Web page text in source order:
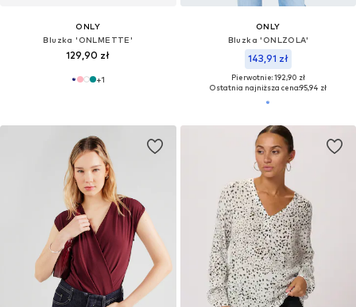
ONLY
Bluzka 'ONLMETTE'
129,90 zł
+1
ONLY
Bluzka 'ONLZOLA'
143,91 zł
Pierwotnie: 192,90 zł
Ostatnia najniższa cena:95,94 zł